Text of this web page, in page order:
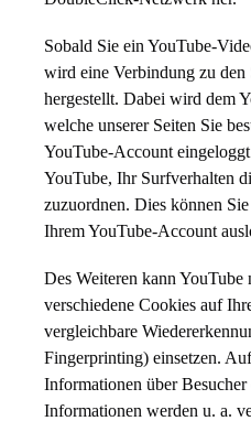
Sobald Sie ein YouTube-
wird eine Verbindung zu den
hergestellt. Dabei wird dem
welche unserer Seiten Sie
YouTube-Account
YouTube, Ihr Surfverhalten
zuzuordnen. Dies können
Ihrem YouTube-Account
Des Weiteren kann YouTube
verschiedene Cookies auf
vergleichbare
Fingerprinting) einsetzen.
Informationen über
Informationen werden u. a.